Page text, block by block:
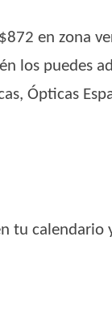
en zona
los puedes
Ópticas
tu